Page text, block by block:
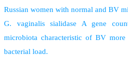
Russian women with normal and BV
G. vaginalis sialidase A gene
microbiota characteristic of BV
bacterial load.